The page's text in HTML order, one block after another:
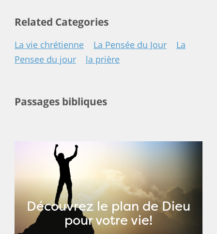
Related Categories
La vie chrétienne La Pensée du Jour
La
Pensee du jour
la prière
Passages bibliques
Découvrez le plan de Dieu
pour votre vie!